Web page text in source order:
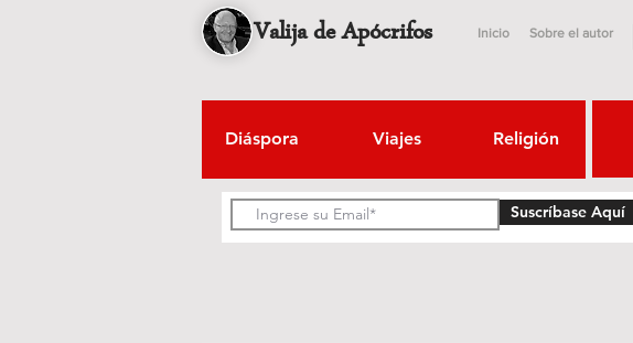
Valija de Apócrifos Inicio Sobre el autor
Diáspora Viajes Religión
Suscríbase Aquí